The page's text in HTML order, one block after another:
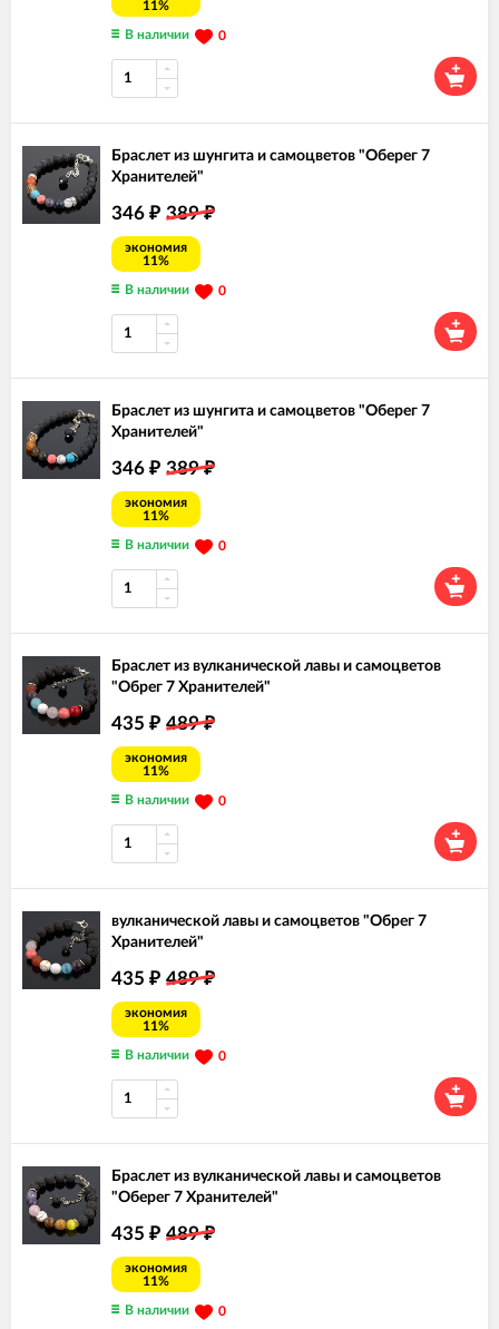
11%
В наличии 0
Браслет из шунгита и самоцветов "Оберег 7
Хранителей"
346 ₽ 389₽
экономия
11%
В наличии 0
Браслет из шунгита и самоцветов "Оберег 7
Хранителей"
346 ₽ 389₽
экономия
11%
В наличии 0
Браслет из вулканической лавы и самоцветов
"Обрег 7 Хранителей"
435 ₽ 489₽
экономия
11%
В наличии 0
вулканической лавы и самоцветов "Обрег 7
Хранителей"
435 ₽ 489₽
экономия
11%
В наличии 0
Браслет из вулканической лавы и самоцветов
"Оберег 7 Хранителей"
435 ₽ 489₽
экономия
11%
В наличии 0